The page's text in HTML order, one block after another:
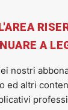
A
nostri
ed altri